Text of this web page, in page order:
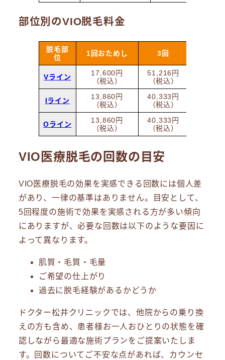
部位別のVIO脱毛料金
脱毛部
位
1回おためし 3回
Vライン
17,600円
（税込）
51,216円
（税込）
Iライン
13,860円
（税込）
40,333円
（税込）
Oライン
13,860円
（税込）
40,333円
（税込）
VIO医療脱毛の回数の目安
VIO医療脱毛の効果を実感できる回数には個人差
があり、一律の基準はありません。目安として、
5回程度の施術で効果を実感される方が多い傾向
にありますが、必要な回数は以下のような要因に
よって異なります。
肌質・毛質・毛量
ご希望の仕上がり
過去に脱毛経験があるかどうか
ドクター松井クリニックでは、他院からの乗り換
えの方も含め、患者様お一人おひとりの状態を確
認しながら最適な施術プランをご提案いたしま
す。回数についてご不安な点があれば、カウンセ